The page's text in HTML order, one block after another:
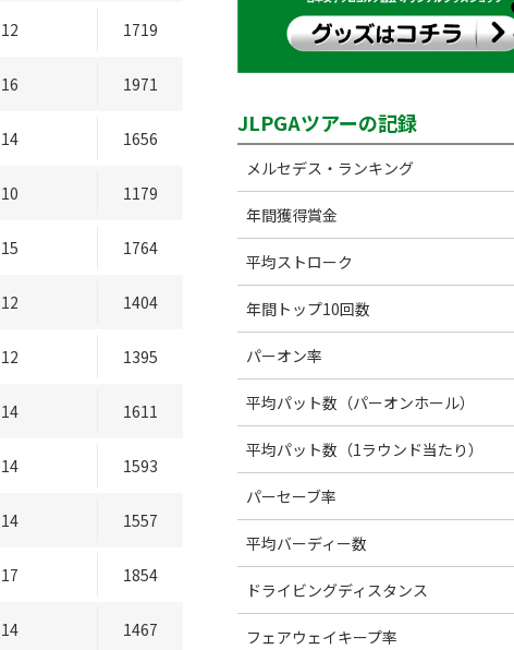
12 1719
16 1971
14 1656
10 1179
15 1764
12 1404
12 1395
14 1611
14 1593
14 1557
17 1854
14 1467
JLPGAツアーの記録
メルセデス・ランキング
年間獲得賞金
平均ストローク
年間トップ10回数
パーオン率
平均パット数（パーオンホール）
平均パット数（1ラウンド当たり）
パーセーブ率
平均バーディー数
ドライビングディスタンス
フェアウェイキープ率